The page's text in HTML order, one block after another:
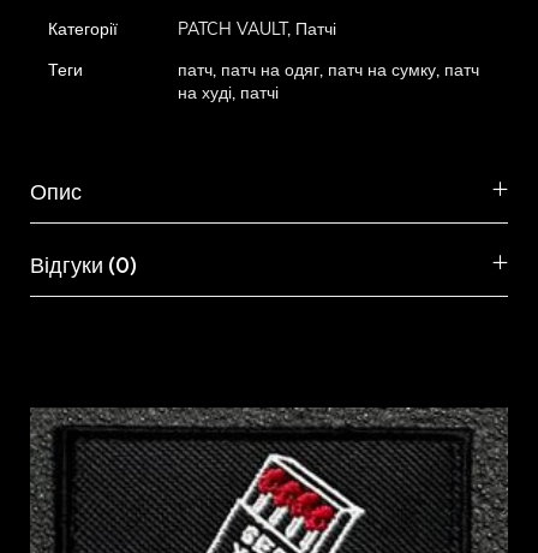
Категорії PATCH VAULT , Патчі
Теги патч, патч на одяг, патч на сумку, патч
на худі, патчі
Опис
Відгуки (0)